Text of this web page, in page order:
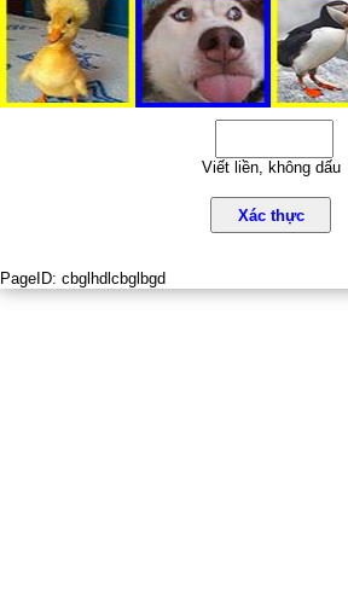
Viết liền, không dấu
Xác thực
PageID: cbglhdlcbglbgd